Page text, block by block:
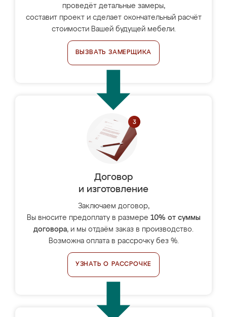
проведёт детальные замеры,
составит проект и сделает окончательный расчёт
стоимости Вашей будущей мебели.
ВЫЗВАТЬ ЗАМЕРЩИКА
Договор
и изготовление
Заключаем договор,
Вы вносите предоплату в размере 10% от суммы
договора, и мы отдаём заказ в производство.
Возможна оплата в рассрочку без %.
УЗНАТЬ О РАССРОЧКЕ